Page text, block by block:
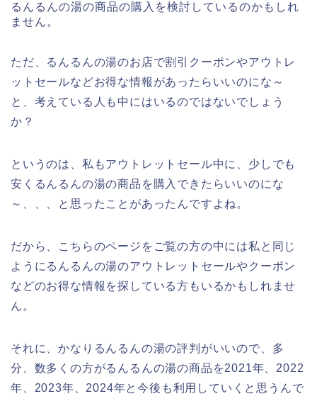
るんるんの湯の商品の購入を検討しているのかもしれ
ません。
ただ、るんるんの湯のお店で割引クーポンやアウトレ
ットセールなどお得な情報があったらいいのにな～
と、考えている人も中にはいるのではないでしょう
か？
というのは、私もアウトレットセール中に、少しでも
安くるんるんの湯の商品を購入できたらいいのにな
～、、、と思ったことがあったんですよね。
だから、こちらのページをご覧の方の中には私と同じ
ようにるんるんの湯のアウトレットセールやクーポン
などのお得な情報を探している方もいるかもしれませ
ん。
それに、かなりるんるんの湯の評判がいいので、多
分、数多くの方がるんるんの湯の商品を2021年、2022
年、2023年、2024年と今後も利用していくと思うんで